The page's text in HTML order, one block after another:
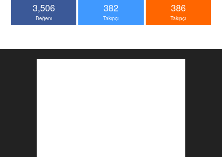
3,506
Beğeni
382
Takipçi
386
Takipçi